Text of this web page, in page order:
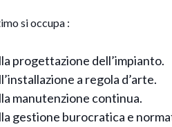
si occupa :
progettazione dell’impianto.
a regola d’arte.
manutenzione continua.
gestione burocratica e